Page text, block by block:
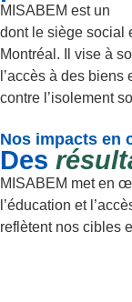
MISABEM est un
dont le siège social
Montréal. Il vise à
l’accès à des
contre l’isolement
Nos impacts en
Des
MISABEM met en
l’éducation et
reflètent nos cibles